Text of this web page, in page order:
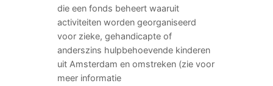
die een fonds beheert waaruit
activiteiten worden georganiseerd
voor zieke, gehandicapte of
anderszins hulpbehoevende kinderen
uit Amsterdam en omstreken (zie voor
meer informatie